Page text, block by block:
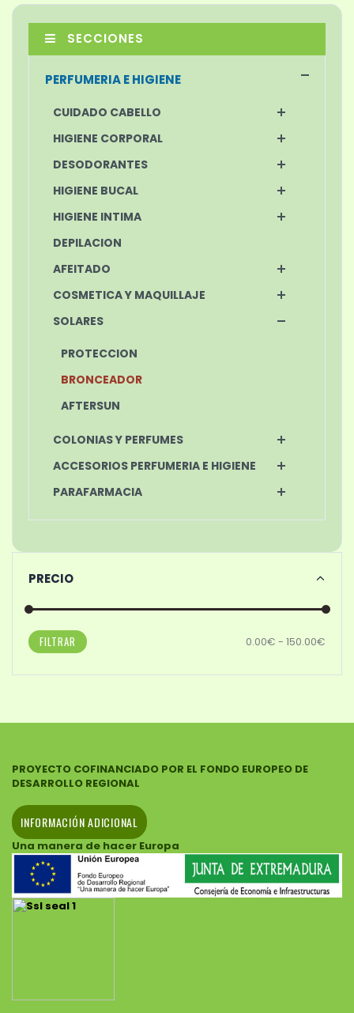
SECCIONES
PERFUMERIA E HIGIENE
CUIDADO CABELLO
HIGIENE CORPORAL
DESODORANTES
HIGIENE BUCAL
HIGIENE INTIMA
DEPILACION
AFEITADO
COSMETICA Y MAQUILLAJE
SOLARES
PROTECCION
BRONCEADOR
AFTERSUN
COLONIAS Y PERFUMES
ACCESORIOS PERFUMERIA E HIGIENE
PARAFARMACIA
PRECIO
FILTRAR 0.00€ - 150.00€
PROYECTO COFINANCIADO POR EL FONDO EUROPEO DE
DESARROLLO REGIONAL
INFORMACIÓN ADICIONAL
Una manera de hacer Europa